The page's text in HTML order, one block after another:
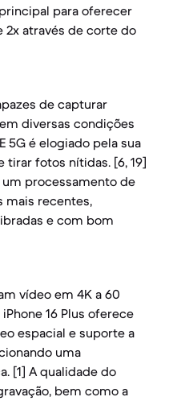
para oferecer
2x através de corte do
de capturar
diversas condições
5G é elogiado pela sua
tirar fotos nítidas. [6, 19]
um processamento de
mais recentes,
e com bom
vídeo em 4K a 60
16 Plus oferece
espacial e suporte a
uma
[1] A qualidade do
bem como a